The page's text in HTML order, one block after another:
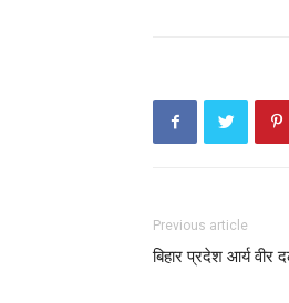
Previous article
बिहार प्रदेश आर्य वीर